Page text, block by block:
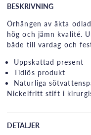
BESKRIVNING
Örhängen av äkta
hög och jämn kvalité.
både till vardag och
Uppskattad present
Tidlös produkt
Naturliga
Nickelfritt stift i
DETALJER